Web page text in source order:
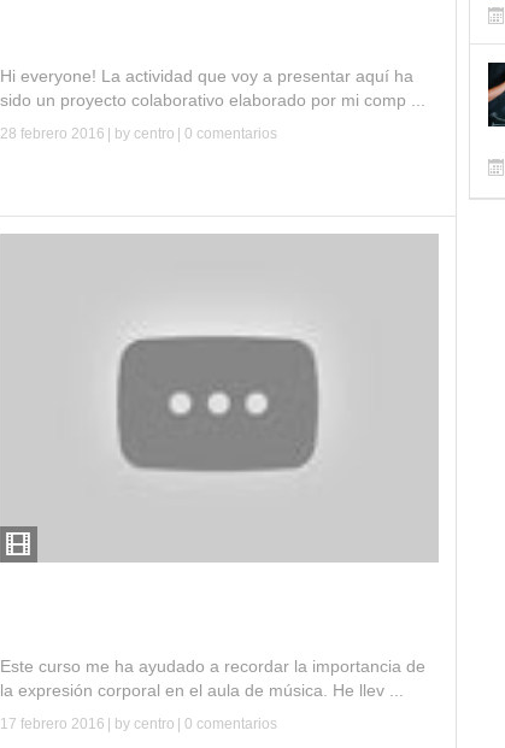
Hi everyone! La actividad que voy a presentar aquí ha
sido un proyecto colaborativo elaborado por mi comp ...
28 febrero 2016 | by centro 0 comentarios
Este curso me ha ayudado a recordar la importancia de
la expresión corporal en el aula de música. He llev ...
17 febrero 2016 | by centro 0 comentarios